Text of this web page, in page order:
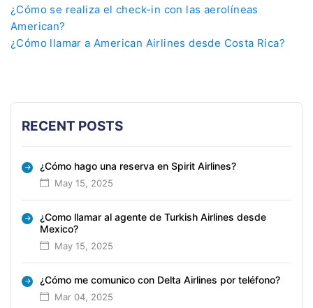
¿Cómo se realiza el check-in con las aerolíneas
American?
¿Cómo llamar a American Airlines desde Costa Rica?
RECENT POSTS
¿Cómo hago una reserva en Spirit Airlines?
May 15, 2025
¿Como llamar al agente de Turkish Airlines desde
Mexico?
May 15, 2025
¿Cómo me comunico con Delta Airlines por teléfono?
Mar 04, 2025
Reservas de Grupos y Ofertas Especiales
exención de tarifas comoCORONAVIRUS